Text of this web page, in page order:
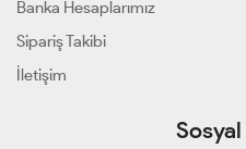
Banka Hesaplarımız
Sipariş Takibi
İletişim